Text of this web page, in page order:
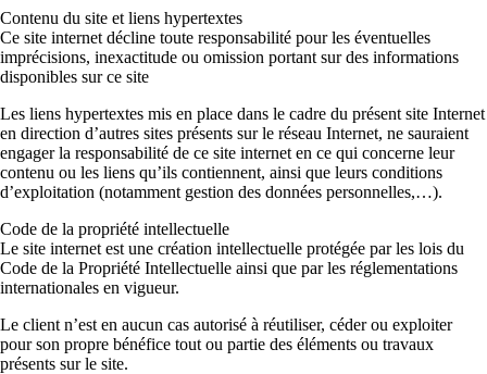
Contenu du site et liens hypertextes
Ce site internet décline toute responsabilité pour les éventuelles
imprécisions, inexactitude ou omission portant sur des informations
disponibles sur ce site
Les liens hypertextes mis en place dans le cadre du présent site Internet
en direction d’autres sites présents sur le réseau Internet, ne sauraient
engager la responsabilité de ce site internet en ce qui concerne leur
contenu ou les liens qu’ils contiennent, ainsi que leurs conditions
d’exploitation (notamment gestion des données personnelles,…).
Code de la propriété intellectuelle
Le site internet est une création intellectuelle protégée par les lois du
Code de la Propriété Intellectuelle ainsi que par les réglementations
internationales en vigueur.
Le client n’est en aucun cas autorisé à réutiliser, céder ou exploiter
pour son propre bénéfice tout ou partie des éléments ou travaux
présents sur le site.